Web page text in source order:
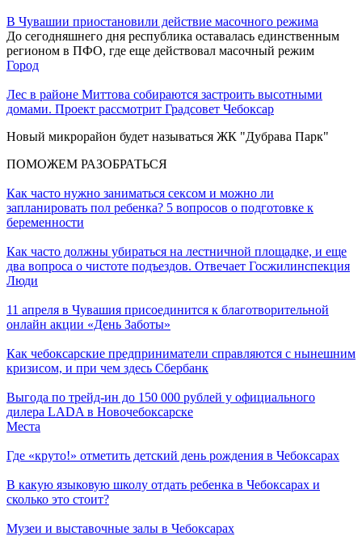
В Чувашии приостановили действие масочного режима
До сегодняшнего дня республика оставалась единственным
регионом в ПФО, где еще действовал масочный режим
Город
Лес в районе Миттова собираются застроить высотными
домами. Проект рассмотрит Градсовет Чебоксар
Новый микрорайон будет называться ЖК "Дубрава Парк"
ПОМОЖЕМ РАЗОБРАТЬСЯ
Как часто нужно заниматься сексом и можно ли
запланировать пол ребенка? 5 вопросов о подготовке к
беременности
Как часто должны убираться на лестничной площадке, и еще
два вопроса о чистоте подъездов. Отвечает Госжилинспекция
Люди
11 апреля в Чувашия присоединится к благотворительной
онлайн акции «День Заботы»
Как чебоксарские предприниматели справляются с нынешним
кризисом, и при чем здесь Сбербанк
Выгода по трейд-ин до 150 000 рублей у официального
дилера LADA в Новочебоксарске
Места
Где «круто!» отметить детский день рождения в Чебоксарах
В какую языковую школу отдать ребенка в Чебоксарах и
сколько это стоит?
Музеи и выставочные залы в Чебоксарах